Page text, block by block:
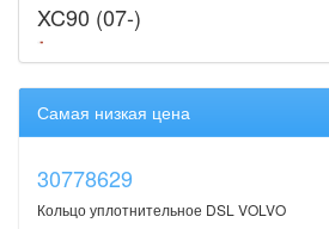
XC90 (07-)
Самая низкая цена
30778629
Кольцо уплотнительное DSL VOLVO